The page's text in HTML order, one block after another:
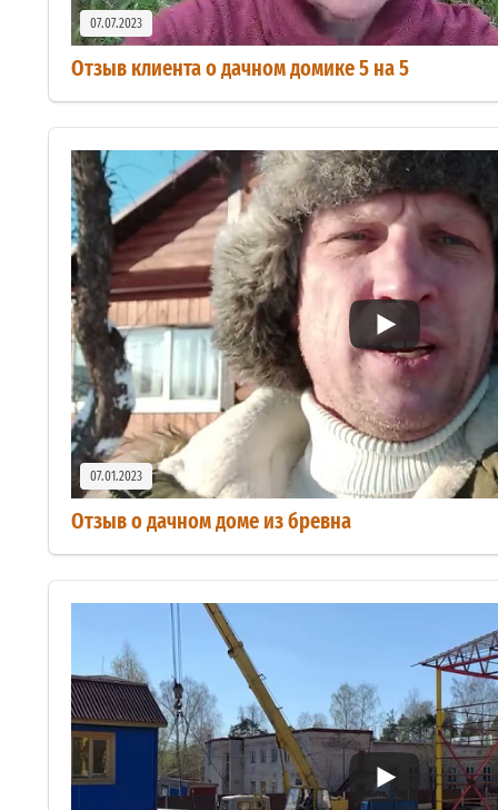
07.07.2023
Отзыв клиента о дачном домике 5 на 5
07.01.2023
Отзыв о дачном доме из бревна